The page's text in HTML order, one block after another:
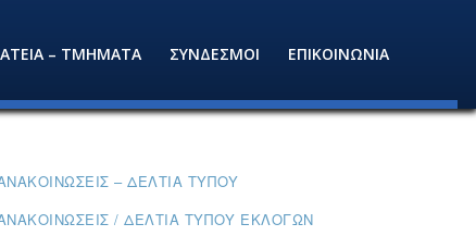
– ΤΜΗΜΑΤΑ ΣΥΝΔΕΣΜΟΙ ΕΠΙΚΟΙΝΩΝΙΑ
– ΔΕΛΤΊΑ ΤΎΠΟΥ
/ ΔΕΛΤΊΑ ΤΎΠΟΥ ΕΚΛΟΓΏΝ